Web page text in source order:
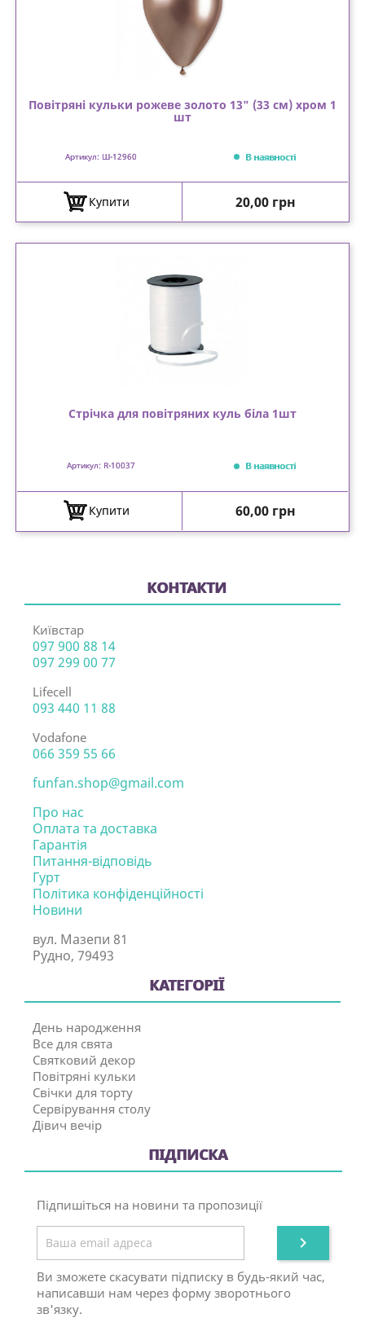
Повітряні кульки рожеве золото 13" (33 см) хром 1
шт
Артикул: Ш-12960 В наявності
Купити Ціна
20,00 грн
Стрічка для повітряних куль біла 1шт
Артикул: R-10037 В наявності
Купити Ціна
60,00 грн
КОНТАКТИ
Київстар
097 900 88 14
097 299 00 77
Lifecell
093 440 11 88
Vodafone
066 359 55 66
funfan.shop@gmail.com
Про нас
Оплата та доставка
Гарантія
Питання-відповідь
Гурт
Політика конфіденційності
Новини
вул. Мазепи 81
Рудно, 79493
КАТЕГОРІЇ
День народження
Все для свята
Святковий декор
Повітряні кульки
Свічки для торту
Сервірування столу
Дівич вечір
ПІДПИСКА
Підпишіться на новини та пропозиції

Ви зможете скасувати підписку в будь-який час,
написавши нам через форму зворотнього
зв'язку.